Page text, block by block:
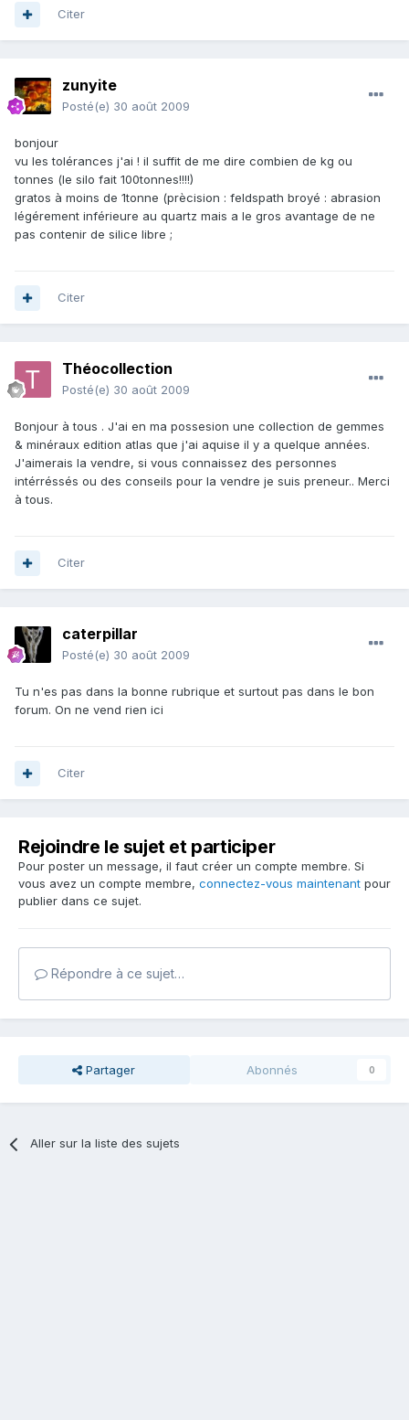
Citer
zunyite
Posté(e) 30 août 2009
bonjour
vu les tolérances j'ai ! il suffit de me dire combien de kg ou
tonnes (le silo fait 100tonnes!!!!)
gratos à moins de 1tonne (prècision : feldspath broyé : abrasion
légérement inférieure au quartz mais a le gros avantage de ne
pas contenir de silice libre ;
Citer
Théocollection
Posté(e) 30 août 2009
Bonjour à tous . J'ai en ma possesion une collection de gemmes
& minéraux edition atlas que j'ai aquise il y a quelque années.
J'aimerais la vendre, si vous connaissez des personnes
intérréssés ou des conseils pour la vendre je suis preneur.. Merci
à tous.
Citer
caterpillar
Posté(e) 30 août 2009
Tu n'es pas dans la bonne rubrique et surtout pas dans le bon
forum. On ne vend rien ici
Citer
Rejoindre le sujet et participer
Pour poster un message, il faut créer un compte membre. Si
vous avez un compte membre, connectez-vous maintenant pour
publier dans ce sujet.
Répondre à ce sujet…
Partager Abonnés 0
Aller sur la liste des sujets